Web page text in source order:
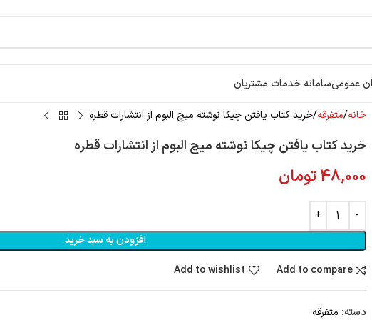
عمومیسامانه خدمات مشتریان
خانه متفرقه خرید کتاب يافتن چيکا نوشته میچ البوم از انتشارات قطره
خرید کتاب يافتن چيکا نوشته میچ البوم از انتشارات قطره
48,000تومان
افزودن به سبد خرید
Add to compare
Add to wishlist
دسته: متفرقه